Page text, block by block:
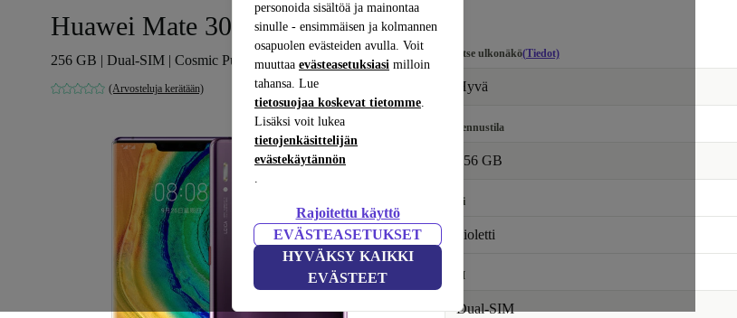
personoida sisältöä ja mainontaa
sinulle - ensimmäisen ja kolmannen
osapuolen evästeiden avulla. Voit
muuttaa evästeasetuksiasi milloin
tahansa. Lue
tietosuojaa koskevat tietomme.
Lisäksi voit lukea
tietojenkäsittelijän
evästekäytännön
.
Rajoitettu käyttö
EVÄSTEASETUKSET
HYVÄKSY KAIKKI
EVÄSTEET
Huawei Mate 30 Pro
256 GB | Dual-SIM | Cosmic Purple
(Arvosteluja kerätään)
Valitse ulkonäkö(Tiedot)
Hyvä
Tallennustila
256 GB
Väri
violetti
violetti
SIM
Dual-SIM